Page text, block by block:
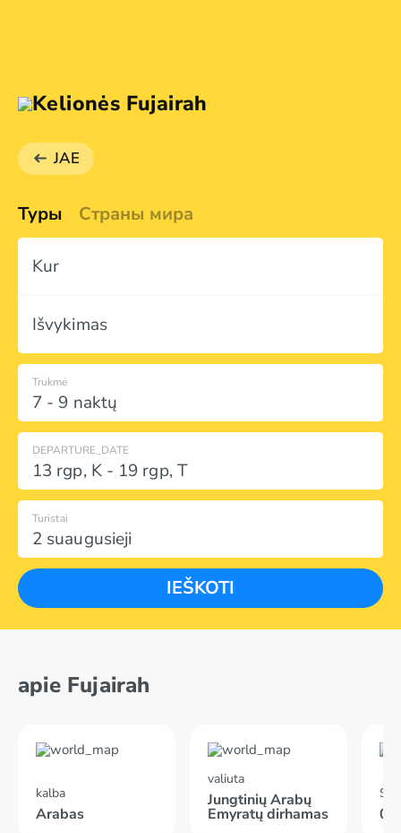
Kelionės Fujairah
JAE
Туры Страны мира
Kur
Išvykimas
7 - 9 naktų
Trukmė
DEPARTURE_DATE
13 rgp, K- 19 rgp, T
2 suaugusieji
Turistai
IEŠKOTI
apie Fujairah
kalba
Arabas
valiuta
Jungtinių Arabų
Emyratų dirhamas